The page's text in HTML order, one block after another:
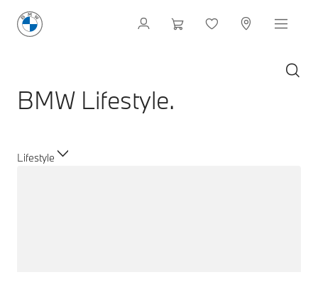
BMW Lifestyle.
Lifestyle